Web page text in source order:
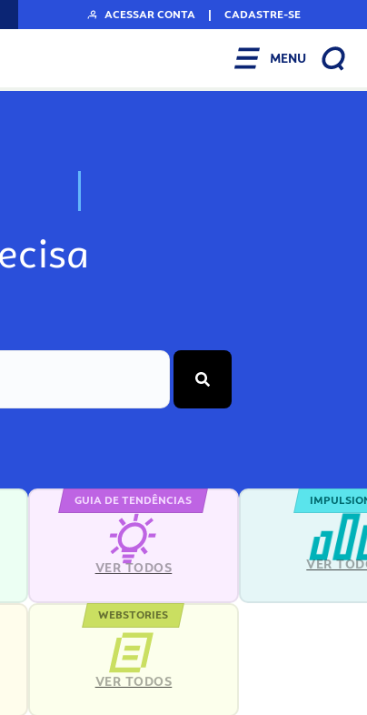
ACESSAR CONTA | CADASTRE-SE
MENU
N
GUIA DE TENDÊNCIAS
VER TODOS VER
WEBSTORIES
VER TODOS